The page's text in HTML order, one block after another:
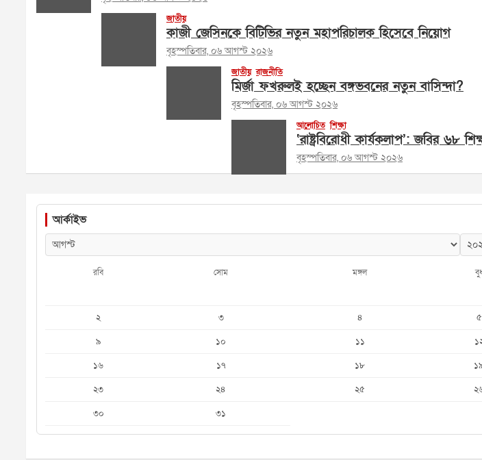
জাতীয়
কাজী জেসিনকে বিটিভির নতুন মহাপরিচালক হিসেবে নিয়োগ
বৃহস্পতিবার, ০৬ আগস্ট ২০২৬
জাতীয় রাজনীতি
মির্জা ফখরুলই হচ্ছেন বঙ্গভবনের নতুন বাসিন্দা?
বৃহস্পতিবার, ০৬ আগস্ট ২০২৬
আলোচিত শিক্ষা
‘রাষ্ট্রবিরোধী কার্যকলাপ’: জবির ৬৮
বৃহস্পতিবার, ০৬ আগস্ট ২০২৬
আর্কাইভ
রবি সোম মঙ্গল
২
৩ ৪ ৫
৯
১০ ১১
১৬
১৭ ১৮
২৩
২৪ ২৫
৩০
৩১